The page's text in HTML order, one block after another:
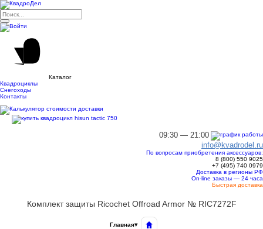
Каталог
Квадроциклы
Снегоходы
Контакты
09:30 — 21:00
info@kvadrodel.ru
По вопросам приобретения аксессуаров:
8 (800) 550 9025
+7 (495) 740 0979
Доставка в регионы РФ
On-line заказы — 24 часа
Быстрая доставка
Комплект защиты Ricochet Offroad Armor № RIC7272F
Главная▾